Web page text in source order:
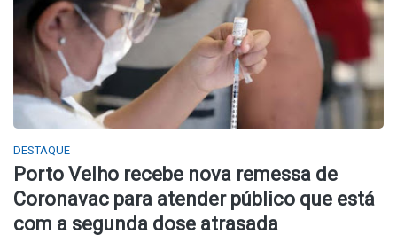
DESTAQUE
Porto Velho recebe nova remessa de
Coronavac para atender público que está
com a segunda dose atrasada